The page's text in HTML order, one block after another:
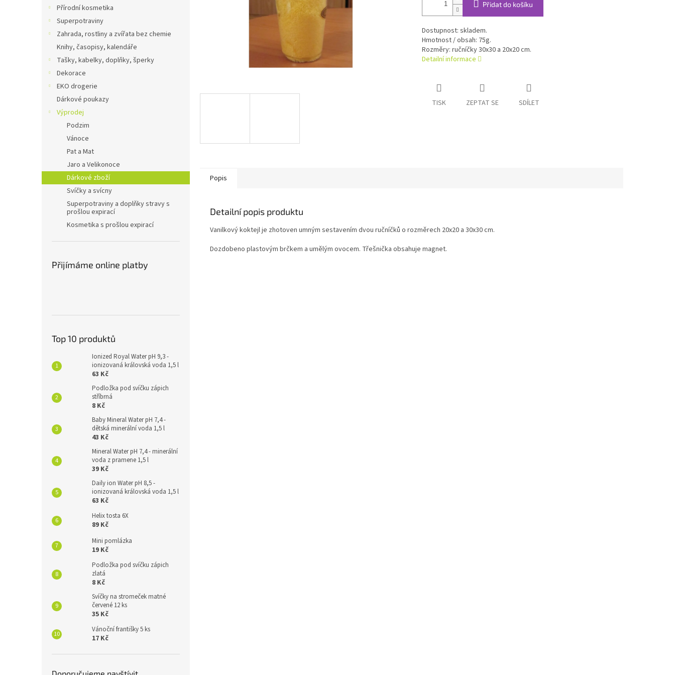
Přírodní kosmetika
Superpotraviny
Zahrada, rostliny a zvířata bez chemie
Knihy, časopisy, kalendáře
Tašky, kabelky, doplňky, šperky
Dekorace
EKO drogerie
Dárkové poukazy
Výprodej
Podzim
Vánoce
Pat a Mat
Jaro a Velikonoce
Dárkové zboží
Svíčky a svícny
Superpotraviny a doplňky stravy s
prošlou expirací
Kosmetika s prošlou expirací
Přijímáme online platby
Top 10 produktů
Ionized Royal Water pH 9,3 -
ionizovaná královská voda 1,5 l
63 Kč
Podložka pod svíčku zápich
stříbrná
8 Kč
Baby Mineral Water pH 7,4 -
dětská minerální voda 1,5 l
43 Kč
Mineral Water pH 7,4 - minerální
voda z pramene 1,5 l
39 Kč
Daily ion Water pH 8,5 -
ionizovaná královská voda 1,5 l
63 Kč
Helix tosta 6X
89 Kč
Mini pomlázka
19 Kč
Podložka pod svíčku zápich
zlatá
8 Kč
Svíčky na stromeček matné
červené 12 ks
35 Kč
Vánoční františky 5 ks
17 Kč
Přidat do košíku
Dostupnost: skladem.
Hmotnost / obsah: 75g.
Rozměry: ručníčky 30x30 a 20x20 cm.
Detailní informace
TISK ZEPTAT SE SDÍLET
Popis
Detailní popis produktu
Vanilkový koktejl je zhotoven umným sestavením dvou ručníčků o rozměrech 20x20 a 30x30 cm.
Dozdobeno plastovým brčkem a umělým ovocem. Třešnička obsahuje magnet.